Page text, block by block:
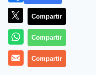
«Es el romance del
Argentinano ha
Compartir
Compartir
Compartir